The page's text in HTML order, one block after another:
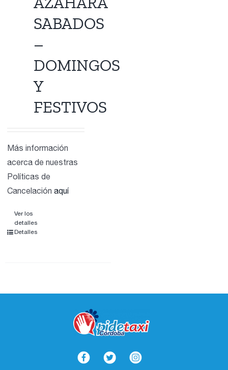
SABADOS
–
DOMINGOS
Y
FESTIVOS
Más información
acerca de nuestras
Políticas de
Cancelaciónaquí
Ver los
detalles
Detalles